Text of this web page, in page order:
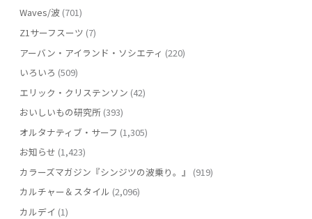
Waves/波(701)
Z1サーフスーツ (7)
アーバン・アイランド・ソシエティ (220)
いろいろ (509)
エリック・クリステンソン (42)
おいしいもの研究所(393)
オルタナティブ・サーフ (1,305)
お知らせ (1,423)
カラーズマガジン『シンジツの波乗り。』
(919)
カルチャー＆スタイル (2,096)
カルデイ (1)